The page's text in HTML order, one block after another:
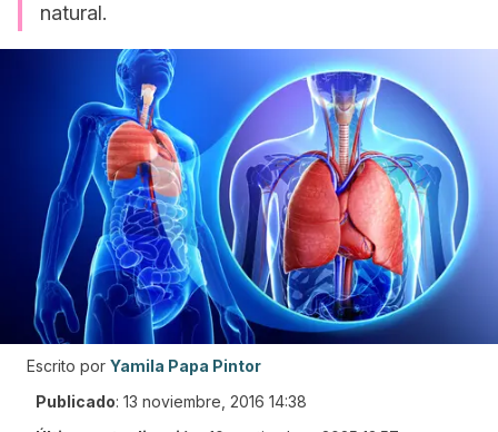
natural.
Escrito por Yamila Papa Pintor
Publicado: 13 noviembre, 2016 14:38